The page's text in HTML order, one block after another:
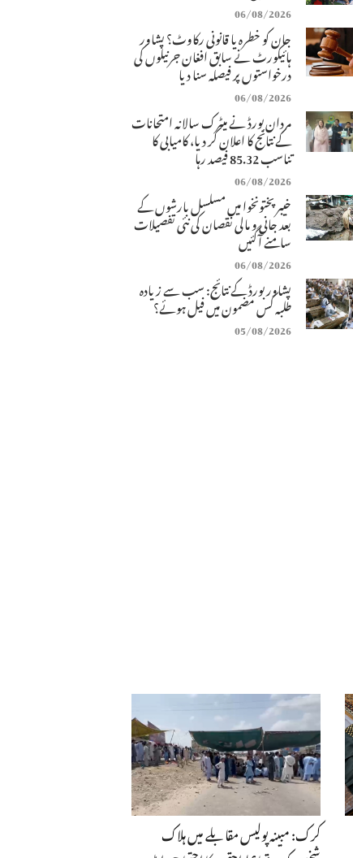
06/08/2026
جان کو خطرہ یا قانونی رکاوٹ؟ پشاور
ہائیکورٹ نے سابق افغان جرنیلوں کی
درخواستوں پر فیصلہ سنا دیا
06/08/2026
مردان بورڈ نے میٹرک سالانہ امتحانات
کے نتائج کا اعلان کر دیا، کامیابی کا
تناسب 85.32 فیصد رہا
06/08/2026
خیبرپختونخوا میں مسلسل بارشوں کے
بعد جانی و مالی نقصان کی نئی تفصیلات
سامنے آگئیں
06/08/2026
پشاور بورڈ کے نتائج: سب سے زیادہ
طلبہ کس مضمون میں فیل ہوئے؟
05/08/2026
کرک: مبینہ پولیس مقابلے میں ہلاک